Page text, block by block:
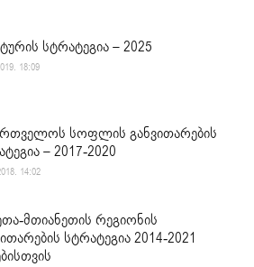
სტრატეგია – 2025
18:09
სოფლის განვითარების
– 2017-2020
14:02
მთიანეთის რეგიონის
სტრატეგია 2014-2021